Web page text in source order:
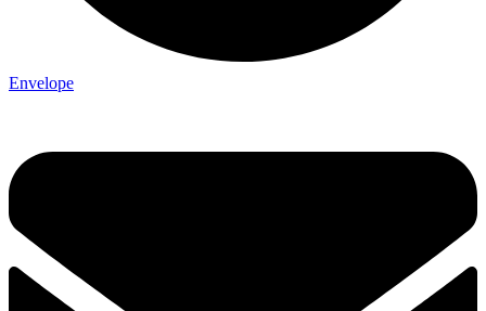
Envelope